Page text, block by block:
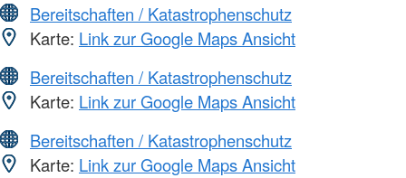
Bereitschaften / Katastrophenschutz
Karte: Link zur Google Maps Ansicht
Bereitschaften / Katastrophenschutz
Karte: Link zur Google Maps Ansicht
Bereitschaften / Katastrophenschutz
Karte: Link zur Google Maps Ansicht